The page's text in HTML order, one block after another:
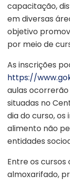
capacitação,
em diversas
objetivo
por meio de
As inscrições
https://
aulas ocorrerão
situadas no
dia do curso, os
alimento não
entidades
Entre os
almoxarifado,